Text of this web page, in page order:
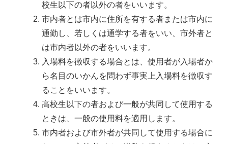
校生以下の者以外の者をいいます。
市内者とは市内に住所を有する者または市内に
通勤し、若しくは通学する者をいい、市外者と
は市内者以外の者をいいます。
入場料を徴収する場合とは、使用者が入場者か
ら名目のいかんを問わず事実上入場料を徴収す
ることをいいます。
高校生以下の者および一般が共同して使用する
ときは、一般の使用料を適用します。
市内者および市外者が共同して使用する場合に